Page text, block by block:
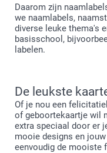
Daarom zijn
we naamlabels,
diverse leuke thema's
basisschool,
labelen.
De leukste
Of je nou een
of geboortekaartje wil
extra speciaal door er
mooie designs en
eenvoudig de mooiste